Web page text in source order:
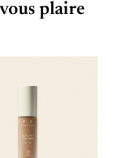
plaire